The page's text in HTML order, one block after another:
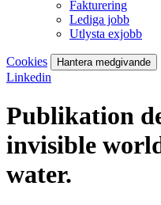
Fakturering
Lediga jobb
Utlysta exjobb
Cookies Hantera medgivande
Linkedin
Publikation
invisible
water.